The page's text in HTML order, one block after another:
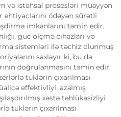
və istehsal prosesləri müəyyən
ödəyən sürətli
imkanlarını təmin edir.
güc ölçmə cihazları və
sistemləri ilə təchiz olunmuş
saxlayır ki, bu da
doğrulanmasını təmin edir.
tüklərin çıxarılması
effektivliyi, azalmış
xəstə təhlükəsizliyi
tüklərin çıxarılması